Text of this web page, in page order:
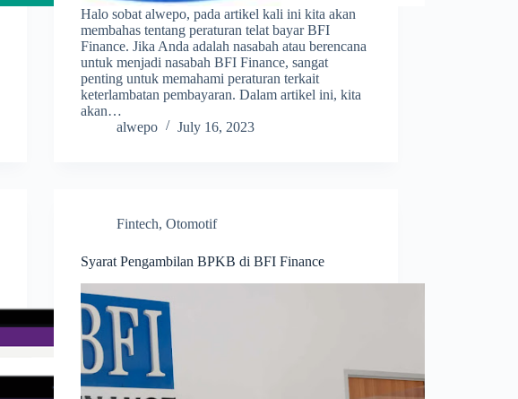
Halo sobat alwepo, pada artikel kali ini kita akan
membahas tentang peraturan telat bayar BFI
Finance. Jika Anda adalah nasabah atau berencana
untuk menjadi nasabah BFI Finance, sangat
penting untuk memahami peraturan terkait
keterlambatan pembayaran. Dalam artikel ini, kita
akan…
alwepo
July 16, 2023
Fintech,Otomotif
Syarat Pengambilan BPKB di BFI Finance